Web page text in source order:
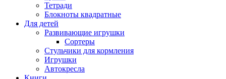
Тетради
Блокноты квадратные
Для детей
Развивающие игрушки
Сортеры
Стульчики для кормления
Игрушки
Автокресла